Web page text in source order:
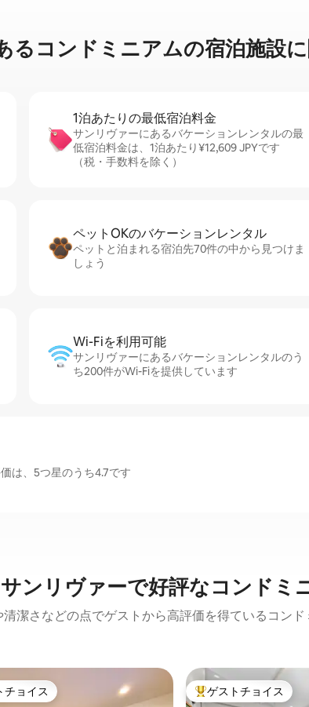
るコ⁠ン⁠ド⁠ミ⁠ニ⁠ア⁠ム⁠の宿⁠泊⁠施⁠設⁠
1泊あたりの最⁠低⁠宿⁠泊⁠料⁠金
サンリヴァーにあるバケーションレンタルの最
低宿泊料金は、1泊あたり¥12,609 JPYです
（税・手数料を除く）
ペットOKのバ⁠ケ⁠ー⁠シ⁠ョ⁠ンレ⁠ン⁠タ⁠ル
ペットと泊まれる宿泊先70件の中から見つけま
しょう
Wi-Fiを利⁠用⁠可⁠能
サンリヴァーにあるバケーションレンタルのう
ち200件がWi-Fiを提供しています
は、5つ星のうち4.7です
サンリヴァーで好評なコンドミ
清潔さなどの点でゲストから高評価を得ているコン
ストチョイスです。
チョイス 大好評のゲストチョイ
ゲストチョイス